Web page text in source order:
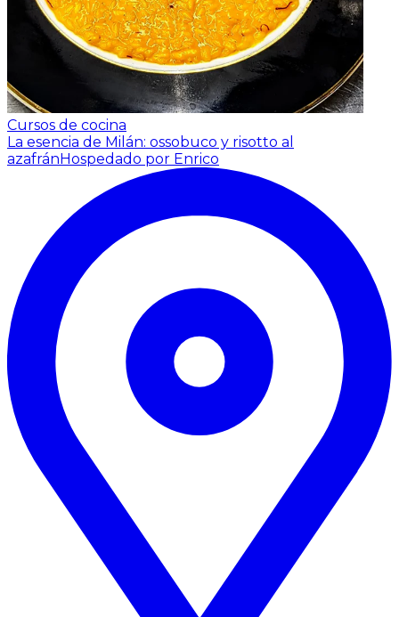
Cursos de cocina
La esencia de Milán: ossobuco y risotto al
azafránHospedado por Enrico